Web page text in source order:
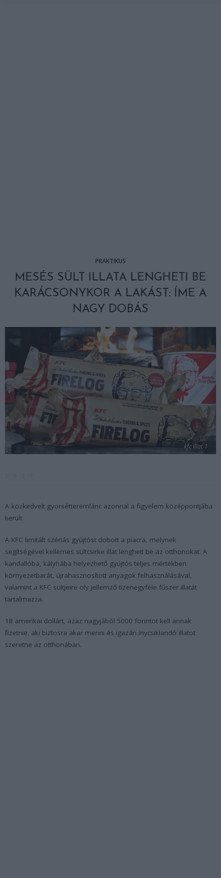
PRAKTIKUS
MESÉS SÜLT ILLATA LENGHETI BE
KARÁCSONYKOR A LAKÁST: ÍME A
NAGY DOBÁS
kfc illat 1
A közkedvelt gyorsétteremlánc azonnal a figyelem középpontjába
került.
A KFC limitált szériás gyújtóst dobott a piacra, melynek
segítségével kellemes sültcsirke illat lengheti be az otthonokat. A
kandallóba, kályhába helyezhető gyújtós teljes mértékben
környezetbarát, újrahasznosított anyagok felhasználásával,
valamint a KFC sültjeire oly jellemző tizenegyféle fűszer illatát
tartalmazza.
18 amerikai dollárt, azaz nagyjából 5000 forintot kell annak
fizetnie. aki biztosra akar menni és igazán ínycsiklandó illatot
szeretne az otthonában.